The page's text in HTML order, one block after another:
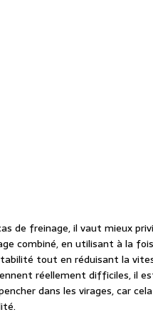
de freinage, il vaut mieux
combiné, en utilisant à la
tout en réduisant la
réellement difficiles, il
dans les virages, car